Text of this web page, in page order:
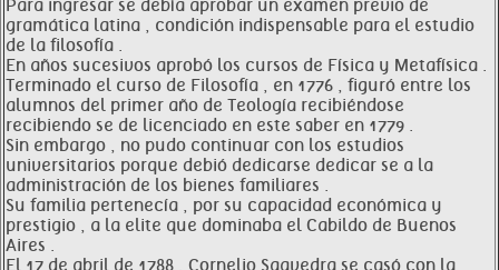
Para ingresar se debía aprobar un examen previo de
gramática latina , condición indispensable para el estudio
de la filosofía .
En años sucesivos aprobó los cursos de Física y Metafísica .
Terminado el curso de Filosofía , en 1776 , figuró entre los
alumnos del primer año de Teología recibiéndose
recibiendo se de licenciado en este saber en 1779 .
Sin embargo , no pudo continuar con los estudios
universitarios porque debió dedicarse dedicar se a la
administración de los bienes familiares .
Su familia pertenecía , por su capacidad económica y
prestigio , a la elite que dominaba el Cabildo de Buenos
Aires .
El 17 de abril de 1788 , Cornelio Saavedra se casó con la